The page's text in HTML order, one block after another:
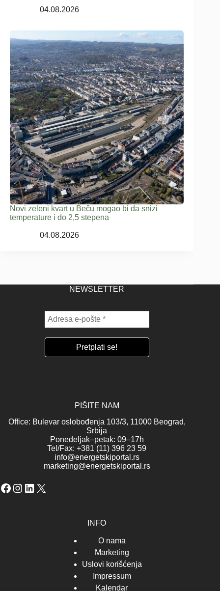
04.08.2026
Novi zeleni kvart u Beču mogao bi da snizi
temperature i do 2,5 stepena
04.08.2026
NEWSLETTER
PIŠITE NAM
Office: Bulevar oslobođenja 103/3, 11000 Beograd,
Srbija
Ponedeljak–petak: 09–17h
Tel/Fax: +381 (11) 396 23 59
info@energetskiportal.rs
marketing@energetskiportal.rs
Facebook
Instagram
LinkedIn
X
INFO
O nama
Marketing
Uslovi korišćenja
Impressum
Kalendar